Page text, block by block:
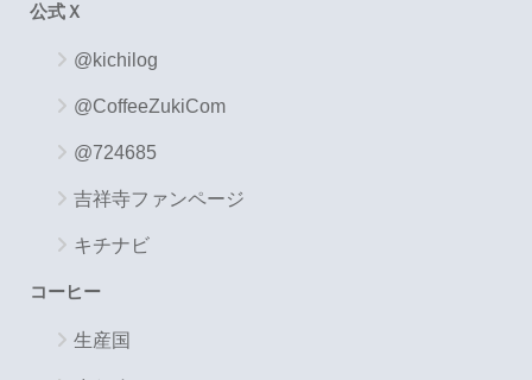
公式Ｘ
@kichilog
@CoffeeZukiCom
@724685
吉祥寺ファンページ
キチナビ
コーヒー
生産国